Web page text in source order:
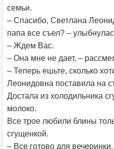
семьи.
– Спасибо, Светлана
папа все съел? –
– Ждем Вас.
– Она мне не дает, –
– Теперь ешьте, сколько
Леонидовна поставила на
Достала из холодильника
молоко.
Все трое любили блины
сгущенкой.
– Все готово для